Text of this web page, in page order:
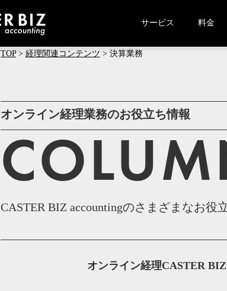
サービス 料金
TOP> 経理関連コンテンツ > 決算業務
オンライン経理業務のお役立ち情報
CASTER BIZ accountingのさまざまなお役
オンライン経理CASTER